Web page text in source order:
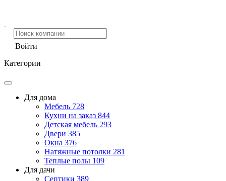
Войти
Категории
Для дома
Мебель 728
Кухни на заказ 844
Детская мебель 293
Двери 385
Окна 376
Натяжные потолки 281
Теплые полы 109
Для дачи
Септики 389